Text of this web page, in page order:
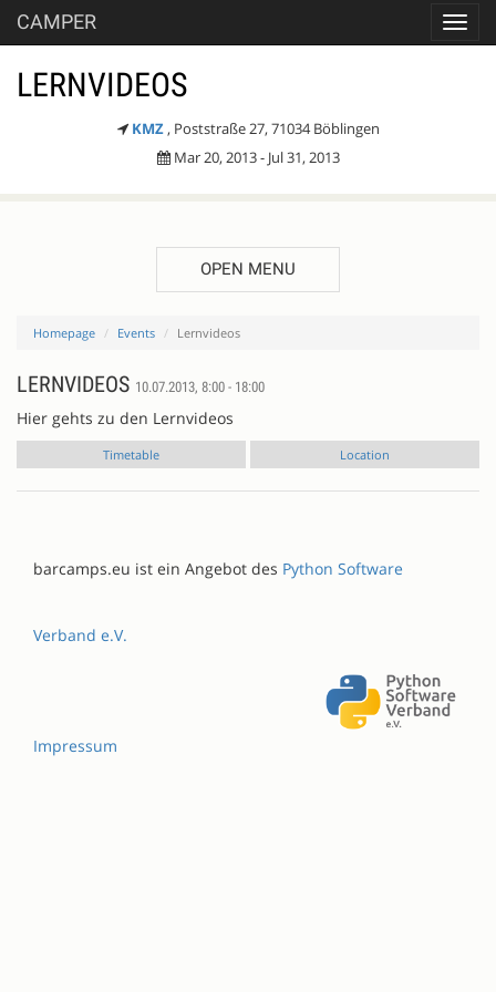
CAMPER
LERNVIDEOS
KMZ , Poststraße 27, 71034 Böblingen
Mar 20, 2013 - Jul 31, 2013
OPEN MENU
Homepage Events Lernvideos
LERNVIDEOS 10.07.2013, 8:00 - 18:00
Hier gehts zu den Lernvideos
Timetable Location
barcamps.eu ist ein Angebot des Python Software
Verband e.V.
Impressum